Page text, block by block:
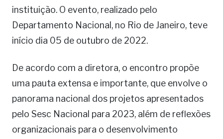
instituição. O evento, realizado pelo
Departamento Nacional, no Rio de Janeiro, teve
início dia 05 de outubro de 2022.
De acordo com a diretora, o encontro propõe
uma pauta extensa e importante, que envolve o
panorama nacional dos projetos apresentados
pelo Sesc Nacional para 2023, além de reflexões
organizacionais para o desenvolvimento